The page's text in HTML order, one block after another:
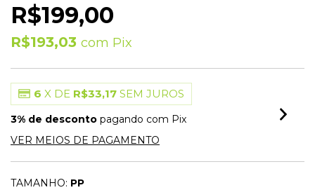
R$199,00
R$193,03 com Pix
6 X DE R$33,17 SEM JUROS
3% de desconto pagando com Pix
VER MEIOS DE PAGAMENTO
TAMANHO: PP